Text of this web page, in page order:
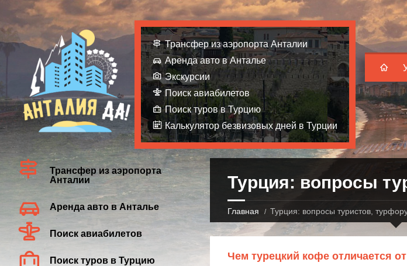
Трансфер из аэропорта Анталии
Аренда авто в Анталье
Экскурсии
Поиск авиабилетов
Поиск туров в Турцию
Калькулятор безвизовых дней в Турции
Турция: вопросы
Главная Турция: вопросы туристов,
Чем турецкий кофе отличается
Трансфер из аэропорта
Анталии
Аренда авто в Анталье
Поиск авиабилетов
Поиск туров в Турцию